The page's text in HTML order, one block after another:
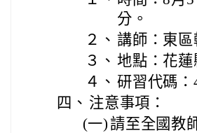
分。
２、 講師：東
３、 地點：花蓮
４、 研習代碼：
四、 注意事項：
(一) 請至全國教